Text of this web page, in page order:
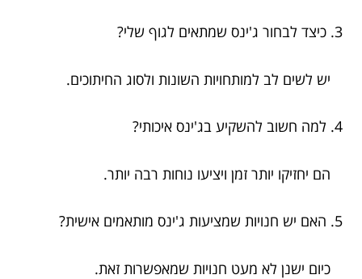
3. כיצד לבחור ג'ינס שמתאים לגוף שלי?
יש לשים לב למותחויות השונות ולסוג החיתוכים.
4. למה חשוב להשקיע בג'ינס איכותי?
הם יחזיקו יותר זמן ויציעו נוחות רבה יותר.
5. האם יש חנויות שמציעות ג'ינס מותאמים אישית?
כיום ישנן לא מעט חנויות שמאפשרות זאת.